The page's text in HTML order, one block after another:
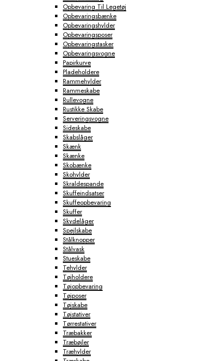
Opbevaring Til Legetøj
Opbevaringsbænke
Opbevaringshylder
Opbevaringsposer
Opbevaringstasker
Opbevaringsvogne
Papirkurve
Pladeholdere
Rammehylder
Rammeskabe
Rullevogne
Rustikke Skabe
Serveringsvogne
Sideskabe
Skabslåger
Skænk
Skænke
Skobænke
Skohylder
Skraldespande
Skuffeindsatser
Skuffeopbevaring
Skuffer
Skydelåger
Spejlskabe
Stålknopper
Stålvask
Stueskabe
Tehylder
Tøjholdere
Tøjopbevaring
Tøjposer
Tøjskabe
Tøjstativer
Tørrestativer
Træbakker
Træbøjler
Træhylder